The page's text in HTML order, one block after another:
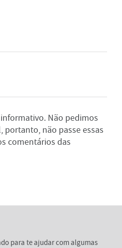
Não pedimos
não passe essas
comentários das
para te ajudar com algumas